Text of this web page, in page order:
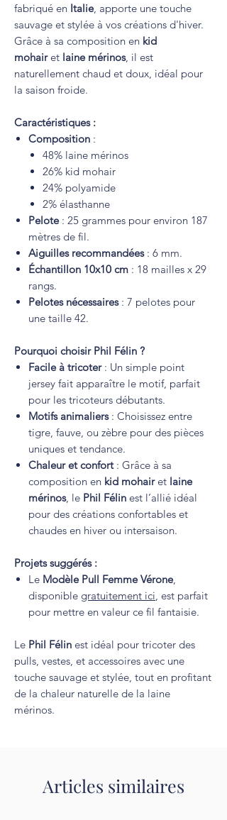
fabriqué en Italie, apporte une touche
sauvage et stylée à vos créations d'hiver.
Grâce à sa composition en kid
mohairet laine mérinos, il est
naturellement chaud et doux, idéal pour
la saison froide.
Caractéristiques :
Composition :
48% laine mérinos
26% kid mohair
24% polyamide
2% élasthanne
Pelote: 25 grammes pour environ 187
mètres de fil.
Aiguilles recommandées: 6 mm.
Échantillon 10x10 cm : 18 mailles x 29
rangs.
Pelotes nécessaires: 7 pelotes pour
une taille 42.
Pourquoi choisir Phil Félin ?
Facile à tricoter: Un simple point
jersey fait apparaître le motif, parfait
pour les tricoteurs débutants.
Motifs animaliers: Choisissez entre
tigre, fauve, ou zèbre pour des pièces
uniques et tendance.
Chaleur et confort: Grâce à sa
composition en kid mohairet laine
mérinos, le Phil Félin est l’allié idéal
pour des créations confortables et
chaudes en hiver ou intersaison.
Projets suggérés :
Le Modèle Pull Femme Vérone,
disponible gratuitement ici, est parfait
pour mettre en valeur ce fil fantaisie.
Le Phil Félin est idéal pour tricoter des
pulls, vestes, et accessoires avec une
touche sauvage et stylée, tout en profitant
de la chaleur naturelle de la laine
mérinos.
Articles similaires